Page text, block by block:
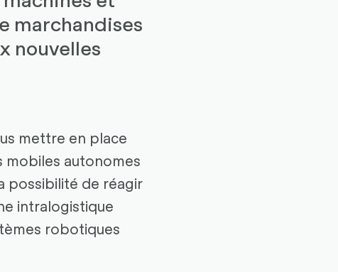
marchandises
nouvelles
mettre en place
mobiles autonomes
possibilité de réagir
intralogistique
robotiques